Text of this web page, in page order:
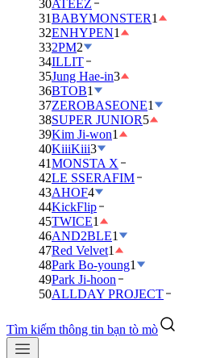
30ATEEZ
31BABYMONSTER1
32ENHYPEN1
332PM2
34ILLIT
35Jung Hae-in3
36BTOB1
37ZEROBASEONE1
38SUPER JUNIOR5
39Kim Ji-won1
40KiiiKiii3
41MONSTA X
42LE SSERAFIM
43AHOF4
44KickFlip
45TWICE1
46AND2BLE1
47Red Velvet1
48Park Bo-young1
49Park Ji-hoon
50ALLDAY PROJECT
Tìm kiếm thông tin bạn tò mò